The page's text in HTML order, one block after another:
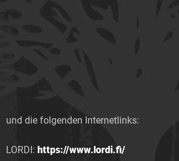
und die folgenden Internetlinks:
LORDI: https://www.lordi.fi/